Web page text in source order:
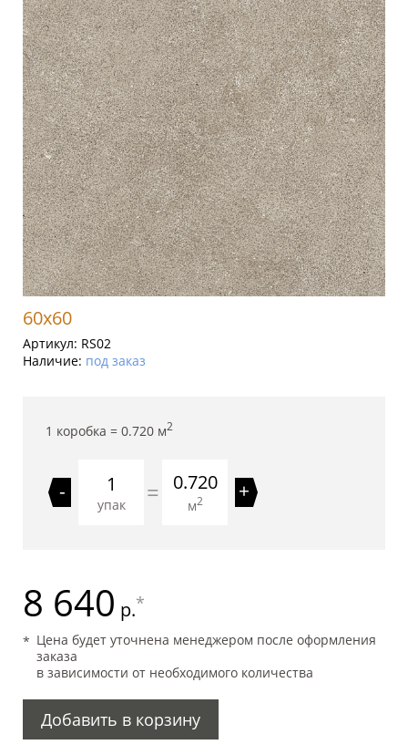
60x60
Артикул: RS02
Наличие: под заказ
1 коробка = 0.720 м2
-
упак = 0.720
м2 +
8 640 р.*
Цена будет уточнена менеджером после оформления
заказа
в зависимости от необходимого количества
Добавить в корзину